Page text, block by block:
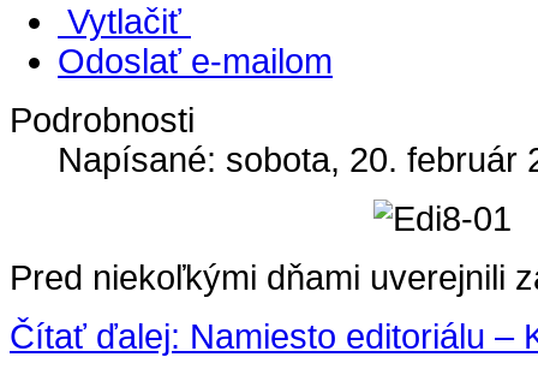
Vytlačiť
Odoslať e-mailom
Podrobnosti
Napísané: sobota, 20. február
Pred niekoľkými dňami uverejnili
Čítať ďalej: Namiesto editoriálu –